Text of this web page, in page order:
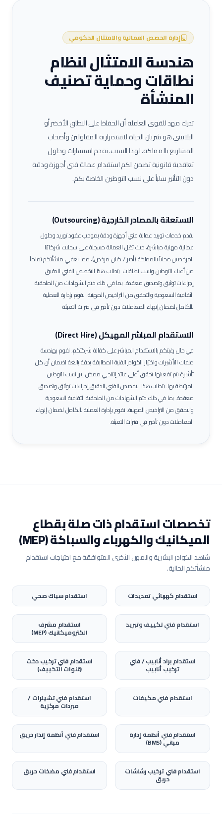
إدارة الحصص العمالية والامتثال الحكومي
هندسة الامتثال لنظام
نطاقات وحماية تصنيف
المنشأة
تدرك مهد للقوى العاملة أن الحفاظ على النطاق الأخضر أو
البلاتيني هو شريان الحياة لاستمرارية المقاولين وأصحاب
المشاريع بالمملكة. لهذا السبب، نقدم استشارات وحلول
تعاقدية قانونية تضمن لكم استقدام عمالةفني أجهزة ودقة
دون التأثير سلباً على نسب التوطين الخاصة بكم.
الاستعانة بالمصادر الخارجية (Outsourcing)
نقدم خدمات توريد عمالةفني أجهزة ودقةبموجب عقود توريد وحلول
عمالية مهنية مباشرة، حيث تظل العمالة مسجلة على سجلات شركائنا
المرخصين محلياً بالمملكة (أجير / كيان مرخص)، مما يعفي منشأتكم تماماً
من أعباء التوطين ونسب نطاقات.يتطلب هذا التخصص الفني الدقيق
إجراءات توثيق وتصديق معقدة، بما في ذلك ختم الشهادات من الملحقية
الثقافية السعودية والتحقق من التراخيص المهنية. نقوم بإدارة العملية
بالكامل لضمان إنهاء المعاملات دون تأخير في فترات التعبئة.
الاستقدام المباشر المهيكل (Direct Hire)
في حال رغبتكم بالاستقدام المباشر على كفالة شركتكم، نقوم بهندسة
ملفات التأشيرات واختيار الكوادر الفنية المطابقة بدقة بالغة لضمان أن كل
تأشيرة يتم تفعيلها تحقق أعلى عائد إنتاجي ممكن يبرر نسب التوطين
المرتبطة بها.يتطلب هذا التخصص الفني الدقيق إجراءات توثيق وتصديق
معقدة، بما في ذلك ختم الشهادات من الملحقية الثقافية السعودية
والتحقق من التراخيص المهنية. نقوم بإدارة العملية بالكامل لضمان إنهاء
المعاملات دون تأخير في فترات التعبئة.
تخصصات استقدام ذات صلة بقطاع
الميكانيك والكهرباء والسباكة (MEP)
شاهد الكوادر البشرية والمهن الأخرى المتوافقة مع احتياجات استقدام
منشأتكم الحالية.
استقدامكهربائي تمديدات استقدامسباك صحي
استقدامفني تكييف وتبريد استقدام مشرف
الكتروميكانيك (MEP)
استقدامبراد أنابيب / فني
تركيب أنابيب
استقدامفني تركيب دكت
(قنوات التكييف)
استقدامفني مكيفات استقدامفني تشيلرات /
مبردات مركزية
استقدامفني أنظمة إدارة
مباني (BMS)
استقدامفني أنظمة إنذار حريق
استقدامفني تركيب رشاشات
حريق
استقدامفني مضخات حريق